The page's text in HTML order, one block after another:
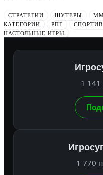
СТРАТЕГИИ ШУТЕРЫ
КАТЕГОРИИ
РПГ
НАСТОЛЬНЫЕ ИГРЫ
1
1 770